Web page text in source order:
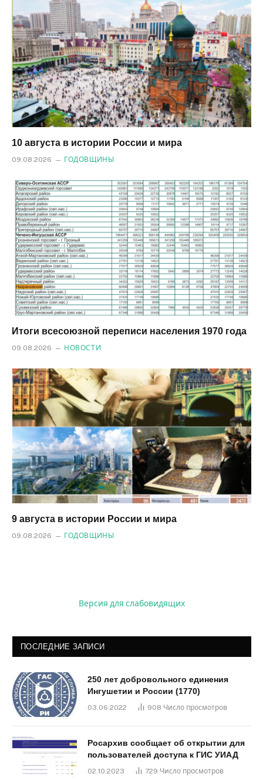
10 августа в истории России и мира
09.08.2026 ГОДОВЩИНЫ
Итоги всесоюзной переписи населения 1970 года
09.08.2026 НОВОСТИ
9 августа в истории России и мира
09.08.2026 ГОДОВЩИНЫ
Версия для слабовидящих
ПОСЛЕДНИЕ ЗАПИСИ
250 лет добровольного единения
Ингушетии и России (1770)
03.06.2022 908 Число просмотров
Росархив сообщает об открытии для
пользователей доступа к ГИС УИАД
02.10.2023 729 Число просмотров